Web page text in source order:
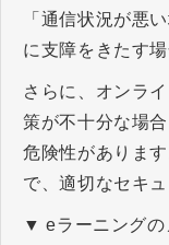
「通信状況が悪
に支障をきたす
さらに、オンラ
策が不十分な場
危険性がありま
で、適切なセキ
▼ eラーニングの